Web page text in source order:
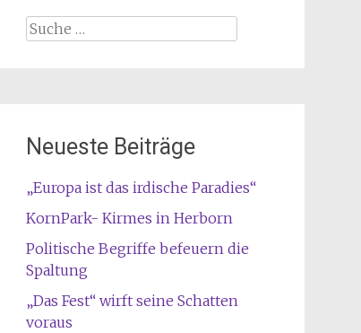
Suche
Neueste Beiträge
„Europa ist das irdische Paradies“
KornPark- Kirmes in Herborn
Politische Begriffe befeuern die
Spaltung
„Das Fest“ wirft seine Schatten
voraus